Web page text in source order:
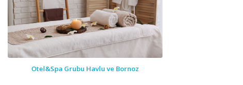
Otel&Spa Grubu Havlu ve Bornoz